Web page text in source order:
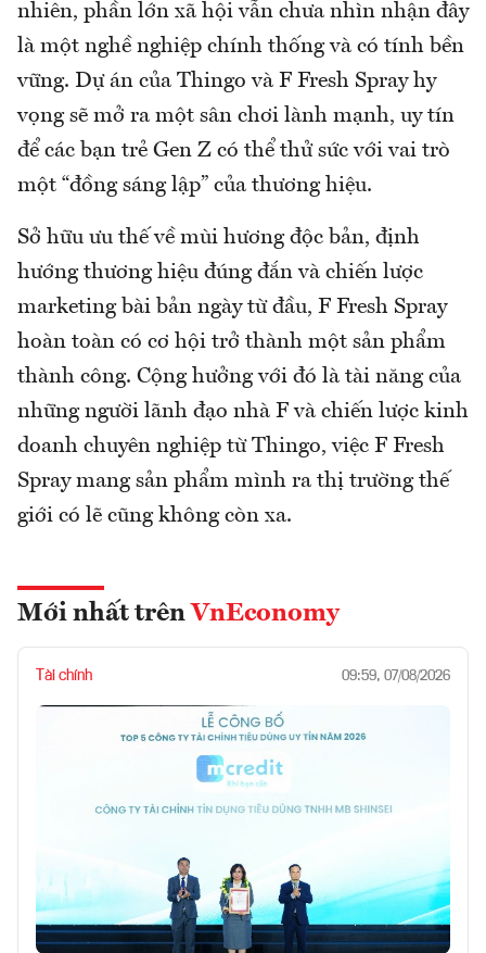
nhiên, phần lớn xã hội vẫn chưa nhìn nhận đây
là một nghề nghiệp chính thống và có tính bền
vững. Dự án của Thingo và F Fresh Spray hy
vọng sẽ mở ra một sân chơi lành mạnh, uy tín
để các bạn trẻ Gen Z có thể thử sức với vai trò
một “đồng sáng lập” của thương hiệu.
Sở hữu ưu thế về mùi hương độc bản, định
hướng thương hiệu đúng đắn và chiến lược
marketing bài bản ngày từ đầu, F Fresh Spray
hoàn toàn có cơ hội trở thành một sản phẩm
thành công. Cộng hưởng với đó là tài năng của
những người lãnh đạo nhà F và chiến lược kinh
doanh chuyên nghiệp từ Thingo, việc F Fresh
Spray mang sản phẩm mình ra thị trường thế
giới có lẽ cũng không còn xa.
Mới nhất trên VnEconomy
Tài chính 09:59, 07/08/2026